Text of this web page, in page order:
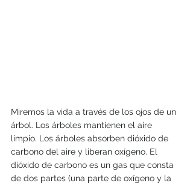
Miremos la vida a través de los ojos de un
árbol. Los árboles mantienen el aire
limpio. Los árboles absorben dióxido de
carbono del aire y liberan oxígeno. El
dióxido de carbono es un gas que consta
de dos partes (una parte de oxígeno y la